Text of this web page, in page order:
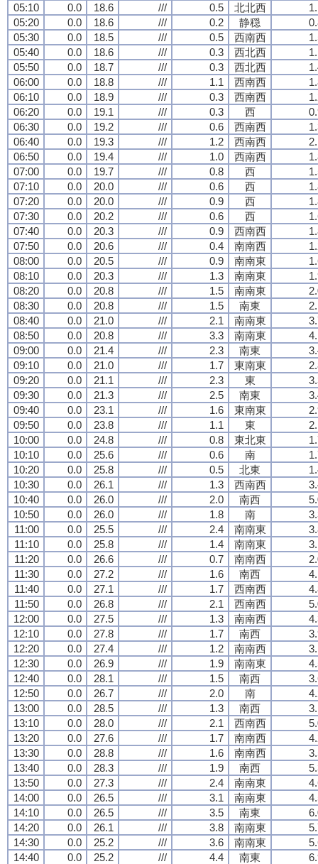
05:10
0.0 18.6 /// 0.5 北北西
05:20
0.0 18.6 /// 0.2 静穏
05:30
0.0 18.5 /// 0.5 西南西
05:40
0.0 18.6 /// 0.3 西北西
05:50
0.0 18.7 /// 0.3 西北西
06:00
0.0 18.8 /// 1.1 西南西
06:10
0.0 18.9 /// 0.3 西南西
06:20
0.0 19.1 /// 0.3 西
06:30
0.0 19.2 /// 0.6 西南西
06:40
0.0 19.3 /// 1.2 西南西
06:50
0.0 19.4 /// 1.0 西南西
07:00
0.0 19.7 /// 0.8 西
07:10
0.0 20.0 /// 0.6 西
07:20
0.0 20.0 /// 0.9 西
07:30
0.0 20.2 /// 0.6 西
07:40
0.0 20.3 /// 0.9 西南西
07:50
0.0 20.6 /// 0.4 南南西
08:00
0.0 20.5 /// 0.9 南南東
08:10
0.0 20.3 /// 1.3 南南東
08:20
0.0 20.8 /// 1.5 南南東
08:30
0.0 20.8 /// 1.5 南東
08:40
0.0 21.0 /// 2.1 南南東
08:50
0.0 20.8 /// 3.3 南南東
09:00
0.0 21.4 /// 2.3 南東
09:10
0.0 21.0 /// 1.7 東南東
09:20
0.0 21.1 /// 2.3 東
09:30
0.0 21.3 /// 2.5 南東
09:40
0.0 23.1 /// 1.6 東南東
09:50
0.0 23.8 /// 1.1 東
10:00
0.0 24.8 /// 0.8 東北東
10:10
0.0 25.6 /// 0.6 南
10:20
0.0 25.8 /// 0.5 北東
10:30
0.0 26.1 /// 1.3 西南西
10:40
0.0 26.0 /// 2.0 南西
10:50
0.0 26.0 /// 1.8 南
11:00
0.0 25.5 /// 2.4 南南東
11:10
0.0 25.8 /// 1.4 南南東
11:20
0.0 26.6 /// 0.7 南南西
11:30
0.0 27.2 /// 1.6 南西
11:40
0.0 27.1 /// 1.7 西南西
11:50
0.0 26.8 /// 2.1 西南西
12:00
0.0 27.5 /// 1.3 南南西
12:10
0.0 27.8 /// 1.7 南西
12:20
0.0 27.4 /// 1.2 南南西
12:30
0.0 26.9 /// 1.9 南南東
12:40
0.0 28.1 /// 1.5 南西
12:50
0.0 26.7 /// 2.0 南
13:00
0.0 28.5 /// 1.3 南西
13:10
0.0 28.0 /// 2.1 西南西
13:20
0.0 27.6 /// 1.7 南南西
13:30
0.0 28.8 /// 1.6 南南西
13:40
0.0 28.3 /// 1.9 南西
13:50
0.0 27.3 /// 2.4 南南東
14:00
0.0 26.5 /// 3.1 南南東
14:10
0.0 26.5 /// 3.5 南東
14:20
0.0 26.1 /// 3.8 南南東
14:30
0.0 25.2 /// 3.6 南南東
14:40
0.0 25.2 /// 4.4 南東